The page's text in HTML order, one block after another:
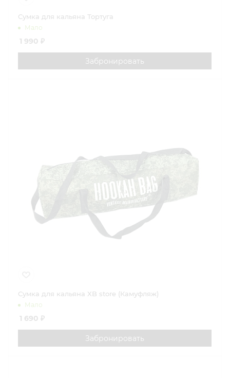
Сумка для кальяна Тортуга
Мало
1 990 ₽
Забронировать
Сумка для кальяна XB store (Камуфляж)
Мало
1 690 ₽
Забронировать